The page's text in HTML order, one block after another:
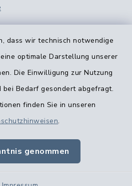
dass wir technisch notwendige
optimale Darstellung unserer
Die Einwilligung zur Nutzung
Bedarf gesondert abgefragt.
finden Sie in unseren
.
genommen